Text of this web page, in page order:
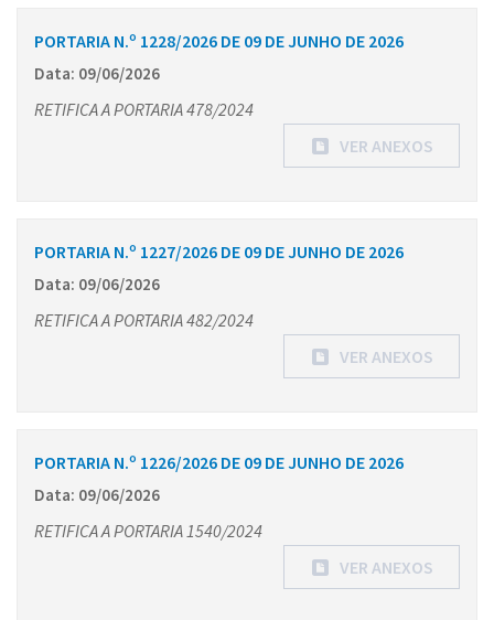
PORTARIA N.º 1228/2026 DE 09 DE JUNHO DE 2026
Data: 09/06/2026
RETIFICA A PORTARIA 478/2024
VER ANEXOS
PORTARIA N.º 1227/2026 DE 09 DE JUNHO DE 2026
Data: 09/06/2026
RETIFICA A PORTARIA 482/2024
VER ANEXOS
PORTARIA N.º 1226/2026 DE 09 DE JUNHO DE 2026
Data: 09/06/2026
RETIFICA A PORTARIA 1540/2024
VER ANEXOS